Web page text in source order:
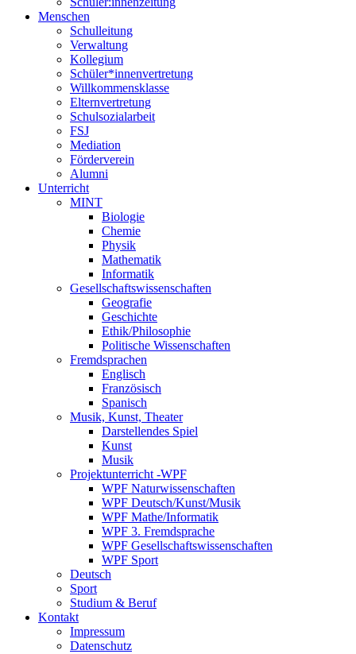
Menschen
Schulleitung
Verwaltung
Kollegium
Schüler*innenvertretung
Willkommensklasse
Elternvertretung
Schulsozialarbeit
FSJ
Mediation
Förderverein
Alumni
Unterricht
MINT
Biologie
Chemie
Physik
Mathematik
Informatik
Gesellschaftswissenschaften
Geografie
Geschichte
Ethik/Philosophie
Politische Wissenschaften
Fremdsprachen
Englisch
Französisch
Spanisch
Musik, Kunst, Theater
Darstellendes Spiel
Kunst
Musik
Projektunterricht -WPF
WPF Naturwissenschaften
WPF Deutsch/Kunst/Musik
WPF Mathe/Informatik
WPF 3. Fremdsprache
WPF Gesellschaftswissenschaften
WPF Sport
Deutsch
Sport
Studium & Beruf
Kontakt
Impressum
Datenschutz